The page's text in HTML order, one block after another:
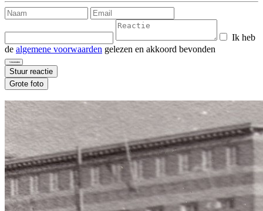
Ik heb
de algemene voorwaarden gelezen en akkoord bevonden